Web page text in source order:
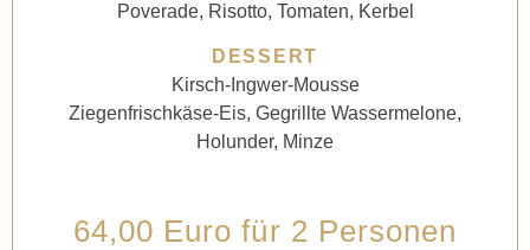
Poverade, Risotto, Tomaten, Kerbel
DESSERT
Kirsch-Ingwer-Mousse
Ziegenfrischkäse-Eis, Gegrillte Wassermelone,
Holunder, Minze
64,00 Euro für 2 Personen